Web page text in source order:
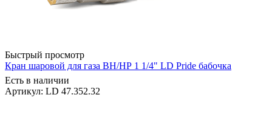
Быстрый просмотр
Кран шаровой для газа ВН/НР 1 1/4" LD Pride бабочка
Есть в наличии
Артикул: LD 47.352.32